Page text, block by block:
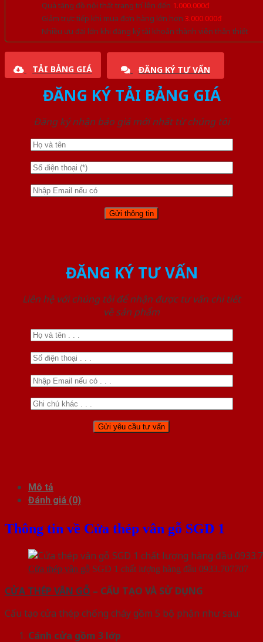
Quà tặng đồ nội thất trang trí lên đến 1.000.000đ
Giảm trực tiếp khi mua đơn hàng lớn hơn 3.000.000đ
Nhiều ưu đãi lớn khi đăng ký tài khoản thành viên thân thiết
TẢI BẢNG GIÁ ĐĂNG KÝ TƯ VẤN
ĐĂNG KÝ TẢI BẢNG GIÁ
Đăng ký nhận báo giá mới nhất từ chúng tôi
ĐĂNG KÝ TƯ VẤN
Liên hệ với chúng tôi để nhận được tư vấn chi tiết
về sản phẩm
Mô tả
Đánh giá (0)
Thông tin về Cửa thép vân gỗ SGD 1
Cửa thép vân gỗ SGD 1 chất lượng hàng đầu 0933.707707
CỬA THÉP VÂN GỖ – CẤU TẠO VÀ SỬ DỤNG
Cấu tạo cửa thép chống cháy gồm 5 bộ phận như sau:
Cánh cửa gồm 3 lớp